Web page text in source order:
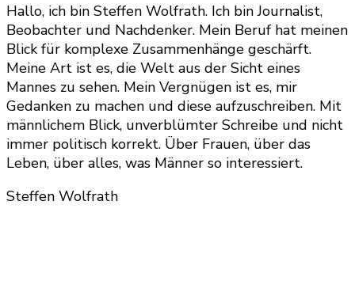
Hallo, ich bin Steffen Wolfrath. Ich bin Journalist,
Beobachter und Nachdenker. Mein Beruf hat meinen
Blick für komplexe Zusammenhänge geschärft.
Meine Art ist es, die Welt aus der Sicht eines
Mannes zu sehen. Mein Vergnügen ist es, mir
Gedanken zu machen und diese aufzuschreiben. Mit
männlichem Blick, unverblümter Schreibe und nicht
immer politisch korrekt. Über Frauen, über das
Leben, über alles, was Männer so interessiert.
Steffen Wolfrath